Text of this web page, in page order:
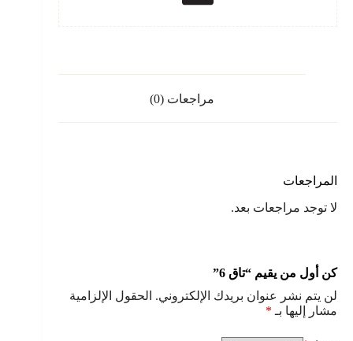
مراجعات (0)
المراجعات
لا توجد مراجعات بعد.
كن أول من يقيم “تاق 6”
لن يتم نشر عنوان بريدك الإلكتروني. الحقول الإلزامية
مشار إليها بـ *